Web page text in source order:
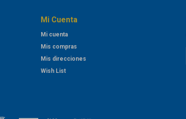
Mi Cuenta
Mi cuenta
Mis compras
Mis direcciones
Wish List